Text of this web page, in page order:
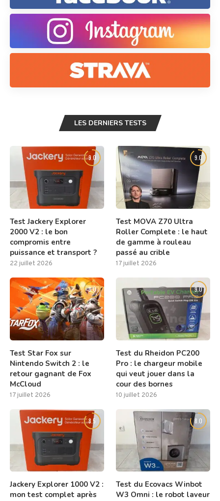
LES DERNIERS TESTS
9.0
Test Jackery Explorer
2000 V2 : le bon
compromis entre
puissance et transport ?
22 juillet 2026
9.0
Test MOVA Z70 Ultra
Roller Complete : le haut
de gamme à rouleau
passé au crible
17 juillet 2026
8.0
Test Star Fox sur
Nintendo Switch 2 : le
retour gagnant de Fox
McCloud
17 juillet 2026
9.0
Test du Rheidon PC200
Pro : le chargeur mobile
qui veut jouer dans la
cour des bornes
10 juillet 2026
8.5
Jackery Explorer 1000 V2 :
mon test complet après
8.0
Test du Ecovacs Winbot
W3 Omni : le robot laveur